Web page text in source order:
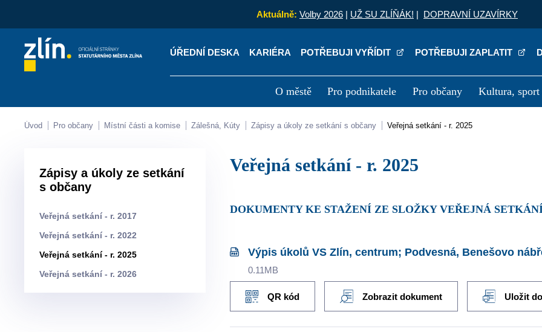
Aktuálně: Volby 2026 | UŽ SU ZLÍŇÁK! | DOPRAVNÍ UZAVÍRKY
ÚŘEDNÍ DESKA KARIÉRA POTŘEBUJI VYŘÍDIT POTŘEBUJI ZAPLATIT
O městě Pro podnikatele Pro občany Kultura, sport
Kontakty Úřední deska Kariéra
Úvod Pro občany Místní části a komise Zálešná, Kúty Zápisy a úkoly ze setkání s občany Veřejná setkání - r. 2025
Zápisy a úkoly ze setkání
s občany
Veřejná setkání - r. 2017
Veřejná setkání - r. 2022
Veřejná setkání - r. 2025
Veřejná setkání - r. 2026
Veřejná setkání - r. 2025
DOKUMENTY KE STAŽENÍ ZE SLOŽKY VEŘEJNÁ
Výpis úkolů VS Zlín, centrum; Podvesná, Benešovo
0.11MB
QR kód Zobrazit dokument Uložit